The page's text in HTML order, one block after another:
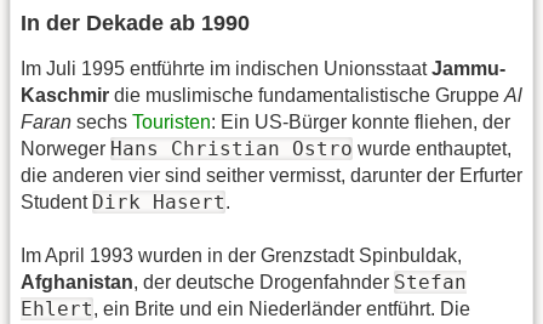
In der Dekade ab 1990
Im Juli 1995 entführte im indischen UnionsstaatJammu-
Kaschmir die muslimische fundamentalistische Gruppe Al
Faran sechs Touristen: Ein US-Bürger konnte fliehen, der
Norweger Hans Christian Ostro wurde enthauptet,
die anderen vier sind seither vermisst, darunter der Erfurter
Student Dirk Hasert.
Im April 1993 wurden in der Grenzstadt Spinbuldak,
Afghanistan, der deutsche Drogenfahnder Stefan
Ehlert, ein Brite und ein Niederländer entführt. Die